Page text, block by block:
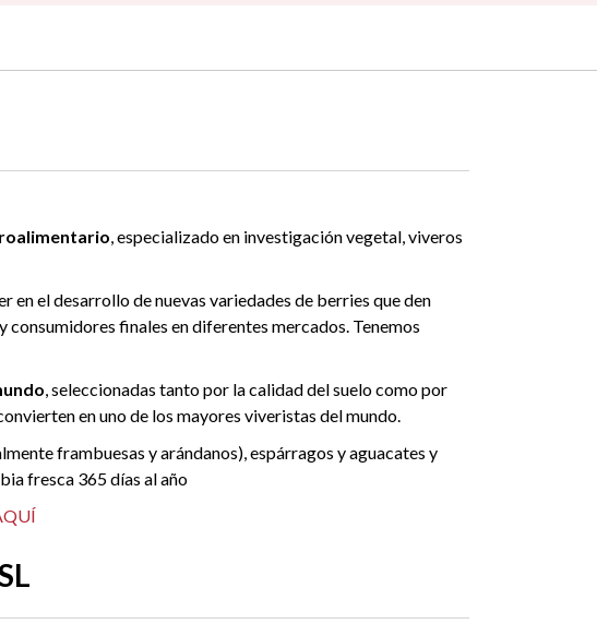
, especializado en investigación vegetal, viveros
en el desarrollo de nuevas variedades de berries que den
consumidores finales en diferentes mercados. Tenemos
, seleccionadas tanto por la calidad del suelo como por
en uno de los mayores viveristas del mundo.
frambuesas y arándanos), espárragos y aguacates y
fresca 365 días al año